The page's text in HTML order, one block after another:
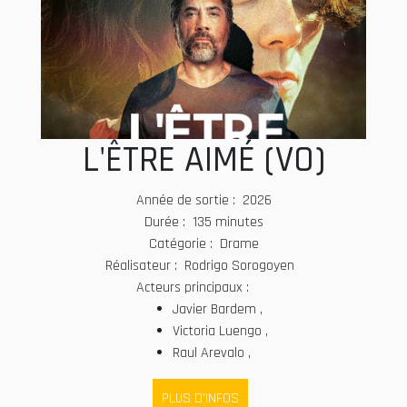
L'ÊTRE AIMÉ (VO)
Année de sortie : 2026
Durée : 135 minutes
Catégorie : Drame
Réalisateur : Rodrigo Sorogoyen
Acteurs principaux :
Javier Bardem ,
Victoria Luengo ,
Raul Arevalo ,
PLUS D'INFOS